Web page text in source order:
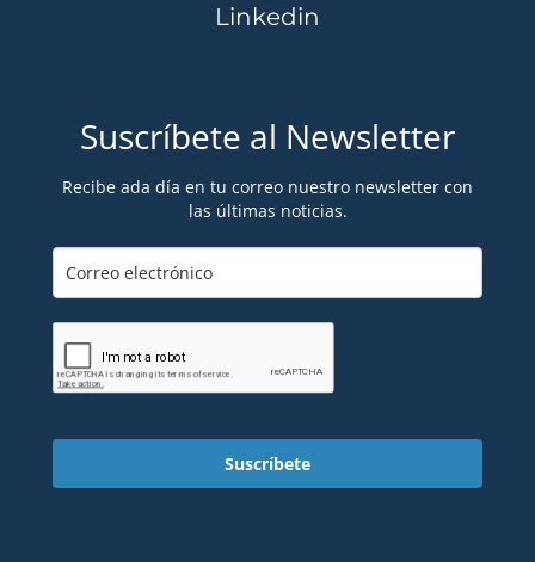
Linkedin
Suscríbete al Newsletter
Recibe ada día en tu correo nuestro newsletter con
las últimas noticias.
Suscríbete